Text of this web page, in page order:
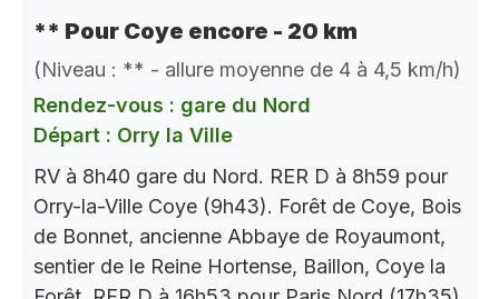
** Pour Coye encore - 20 km
(Niveau : ** - allure moyenne de 4 à 4,5 km/h)
Rendez-vous : gare du Nord
Départ : Orry la Ville
RV à 8h40 gare du Nord. RER D à 8h59 pour
Orry-la-Ville Coye (9h43). Forêt de Coye, Bois
de Bonnet, ancienne Abbaye de Royaumont,
sentier de le Reine Hortense, Baillon, Coye la